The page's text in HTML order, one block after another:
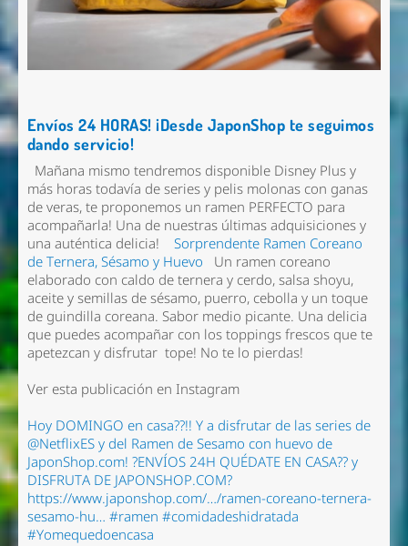
Envíos 24 HORAS! ¡Desde JaponShop te seguimos
dando servicio!
Mañana mismo tendremos disponible Disney Plus y
más horas todavía de series y pelis molonas con ganas
de veras, te proponemos un ramen PERFECTO para
acompañarla! Una de nuestras últimas adquisiciones y
una auténtica delicia!
Sorprendente Ramen Coreano
de Ternera, Sésamo y Huevo Un ramen coreano
elaborado con caldo de ternera y cerdo, salsa shoyu,
aceite y semillas de sésamo, puerro, cebolla y un toque
de guindilla coreana. Sabor medio picante. Una delicia
que puedes acompañar con los toppings frescos que te
apetezcan y disfrutar tope! No te lo pierdas!
Ver esta publicación en Instagram
Hoy DOMINGO en casa??!! Y a disfrutar de las series de
@NetflixES y del Ramen de Sesamo con huevo de
JaponShop.com! ?ENVÍOS 24H QUÉDATE EN CASA??️ y
DISFRUTA DE JAPONSHOP.COM?
https://www.japonshop.com/…/ramen-coreano-ternera-
sesamo-hu… #ramen #comidadeshidratada
#Yomequedoencasa